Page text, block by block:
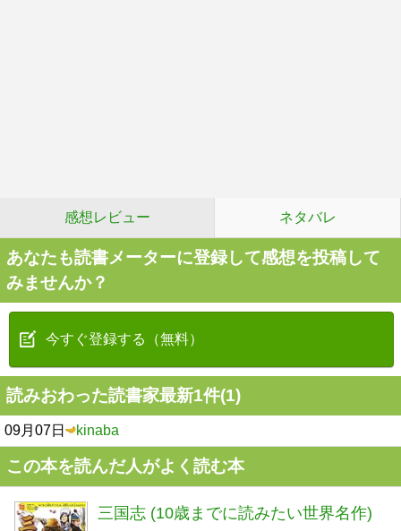
感想レビュー ネタバレ
あなたも読書メーターに登録して感想を投稿して
みませんか？
今すぐ登録する（無料）
読みおわった読書家最新1件(1)
09月07日 kinaba
この本を読んだ人がよく読む本
三国志 (10歳までに読みたい世界名作)